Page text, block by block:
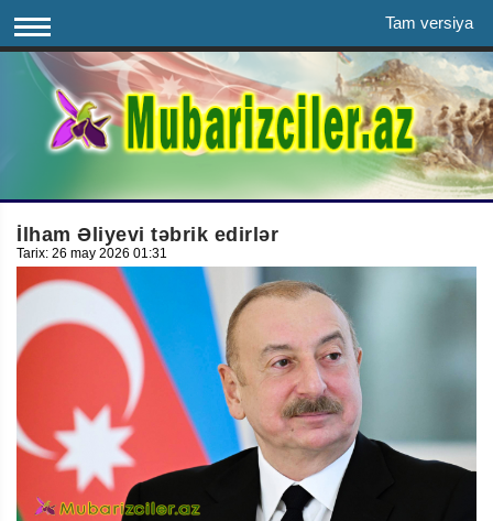
Tam versiya
İlham Əliyevi təbrik edirlər
Tarix: 26 may 2026 01:31